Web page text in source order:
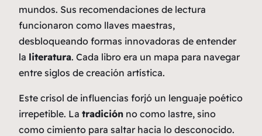
mundos. Sus recomendaciones de lectura
funcionaron como llaves maestras,
desbloqueando formas innovadoras de entender
la literatura. Cada libro era un mapa para navegar
entre siglos de creación artística.
Este crisol de influencias forjó un lenguaje poético
irrepetible. La tradición no como lastre, sino
como cimiento para saltar hacia lo desconocido.